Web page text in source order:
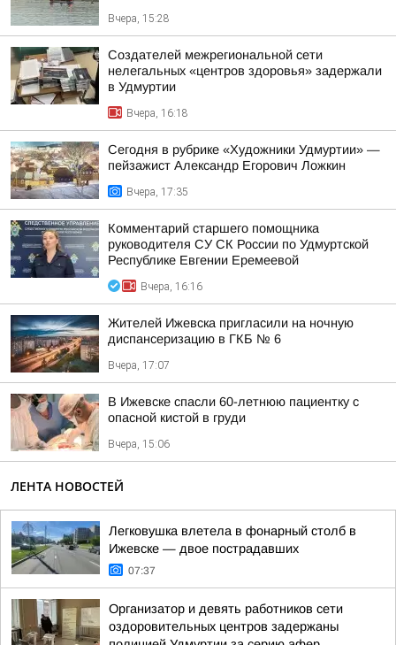
Вчера, 15:28
Создателей межрегиональной сети
нелегальных «центров здоровья» задержали
в Удмуртии
Вчера, 16:18
Сегодня в рубрике «Художники Удмуртии» —
пейзажист Александр Егорович Ложкин
Вчера, 17:35
Комментарий старшего помощника
руководителя СУ СК России по Удмуртской
Республике Евгении Еремеевой
Вчера, 16:16
Жителей Ижевска пригласили на ночную
диспансеризацию в ГКБ № 6
Вчера, 17:07
В Ижевске спасли 60-летнюю пациентку с
опасной кистой в груди
Вчера, 15:06
ЛЕНТА НОВОСТЕЙ
Легковушка влетела в фонарный столб в
Ижевске — двое пострадавших
07:37
Организатор и девять работников сети
оздоровительных центров задержаны